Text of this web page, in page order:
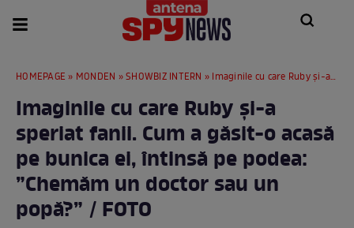
HOMEPAGE » MONDEN »SHOWBIZ INTERN » Imaginile cu care Ruby și-a speriat fanii. Cum a găsit-o acasă pe bunica ei, întinsă pe podea: ”Chemăm un doctor sau un popă?” / FOTO
Imaginile cu care Ruby și-a
speriat fanii. Cum a găsit-o acasă
pe bunica ei, întinsă pe podea:
”Chemăm un doctor sau un
popă?” / FOTO